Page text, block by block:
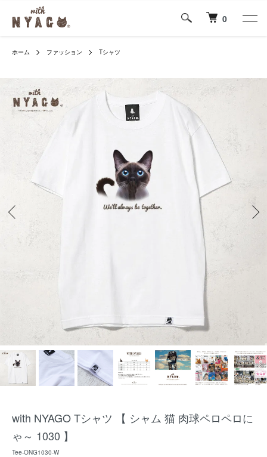
0
ホーム ファッション Tシャツ
with NYAGO Tシャツ 【 シャム 猫 肉球ペロペロに
ゃ～ 1030 】
Tee-ONG1030-W